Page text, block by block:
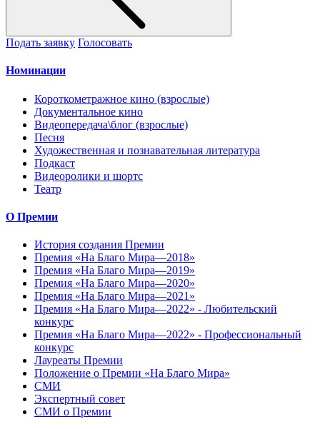
Подать заявку Голосовать
Номинации
Короткометражное кино (взрослые)
Документальное кино
Видеопередача\блог (взрослые)
Песня
Художественная и познавательная литература
Подкаст
Видеоролики и шортс
Театр
О Премии
История создания Премии
Премия «На Благо Мира—2018»
Премия «На Благо Мира—2019»
Премия «На Благо Мира—2020»
Премия «На Благо Мира—2021»
Премия «На Благо Мира—2022» - Любительский
конкурс
Премия «На Благо Мира—2022» - Профессиональный
конкурс
Лауреаты Премии
Положение о Премии «На Благо Мира»
СМИ
Экспертный совет
СМИ о Премии